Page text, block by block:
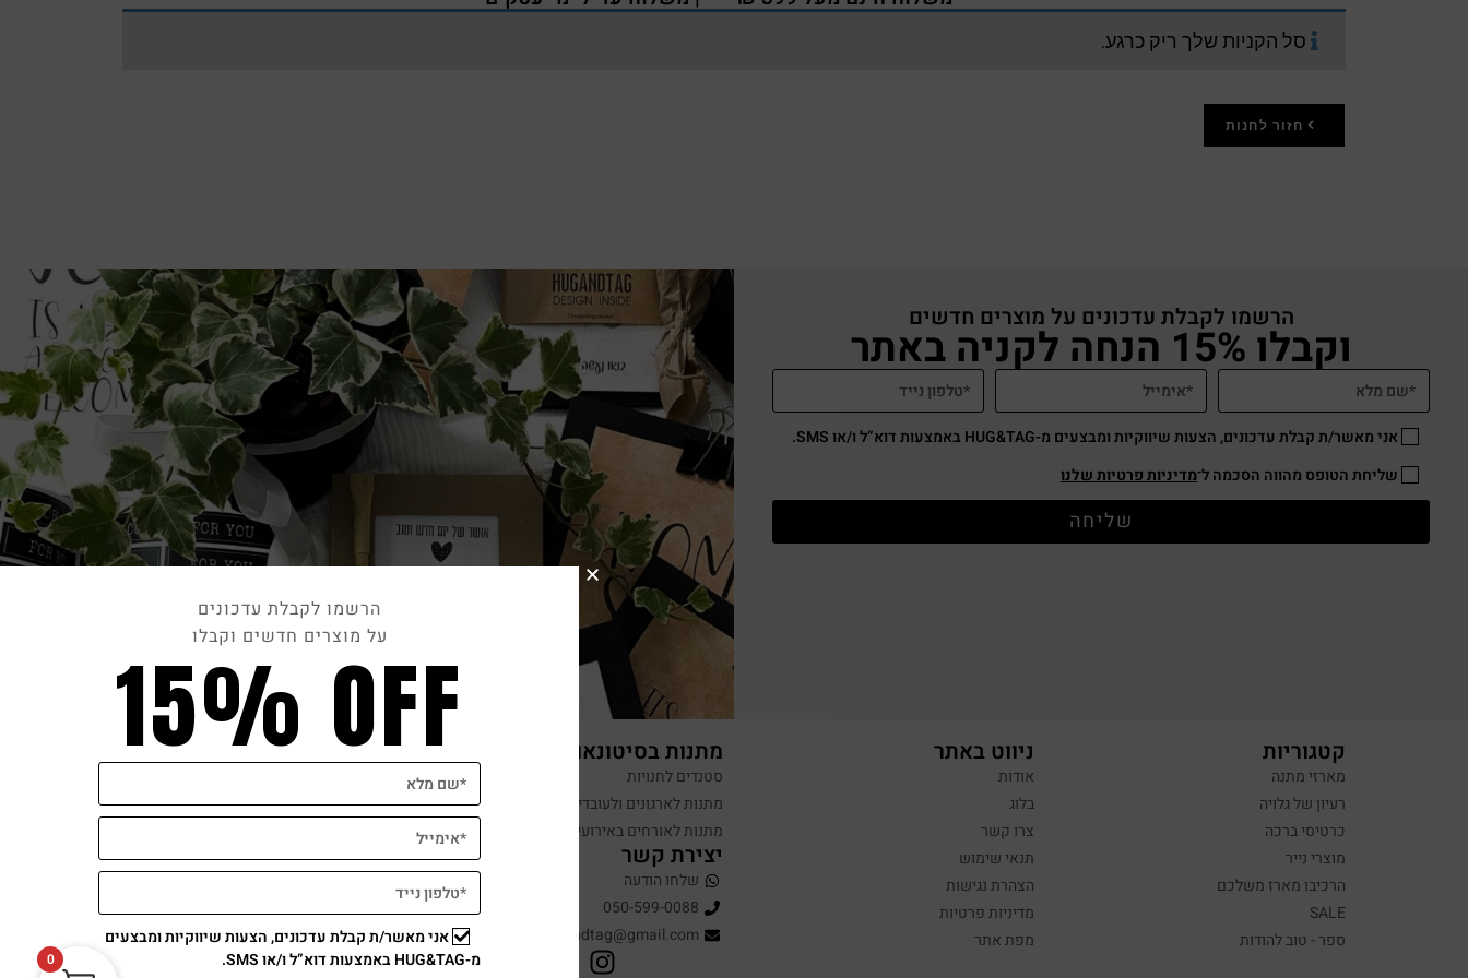
סל הקניות שלך ריק כרגע.
חזור לחנות
הרשמו לקבלת עדכונים על מוצרים חדשים
וקבלו 15% הנחה לקניה באתר
אני מאשר/ת קבלת עדכונים, הצעות שיווקיות ומבצעים מ-HUG&TAG באמצעות דוא”ל ו/או SMS.
שליחת הטופס מהווה הסכמה ל־מדיניות פרטיות שלנו
שליחה
קטגוריות
מארזי מתנה
רעיון של גלויה
כרטיסי ברכה
מוצרי נייר
הרכיבו מארז משלכם
SALE
ספר - טוב להודות
ניווט באתר
אודות
בלוג
צרו קשר
תנאי שימוש
הצהרת נגישות
מדיניות פרטיות
מפת אתר
מתנות בסיטונאות
סטנדים לחנויות
מתנות לארגונים ולעובדים
מתנות לאורחים באירועים
יצירת קשר
שלחו הודעה
050-599-0088
hugandtag@gmail.com
תשלום מאובטח
0
הרשמו לקבלת עדכונים
על מוצרים חדשים וקבלו
15% OFF
אני מאשר/ת קבלת עדכונים, הצעות שיווקיות ומבצעים
מ-HUG&TAG באמצעות דוא”ל ו/או SMS.